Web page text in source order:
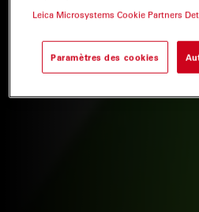
Leica Microsystems Cookie Partners
Paramètres des cookies